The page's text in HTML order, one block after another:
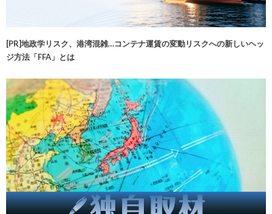
[PR]地政学リスク、港湾混雑…コンテナ運賃の変動リスクへの新しいヘッ
ジ方法「FFA」とは